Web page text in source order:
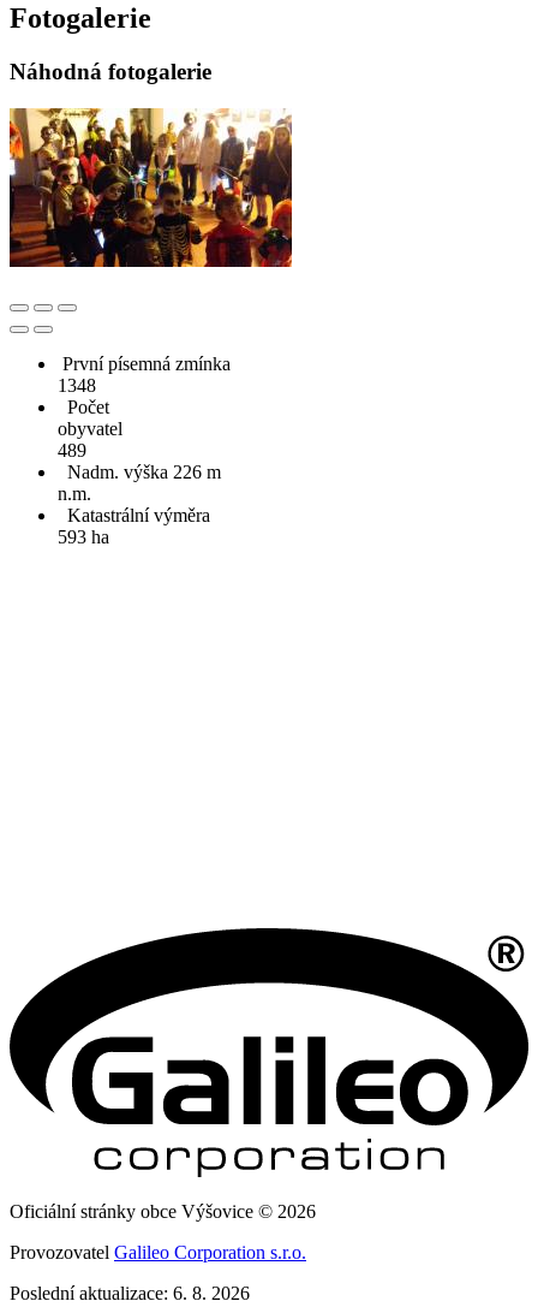
Fotogalerie
Náhodná fotogalerie
První písemná zmínka
1348
Počet
obyvatel
489
Nadm. výška 226 m
n.m.
Katastrální výměra
593 ha
Oficiální stránky obce Výšovice © 2026
Provozovatel Galileo Corporation s.r.o.
Poslední aktualizace: 6. 8. 2026